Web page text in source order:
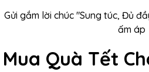
Gửi gắm lời chúc "Sung túc, Đủ
ấm áp
Mua Quà Tết